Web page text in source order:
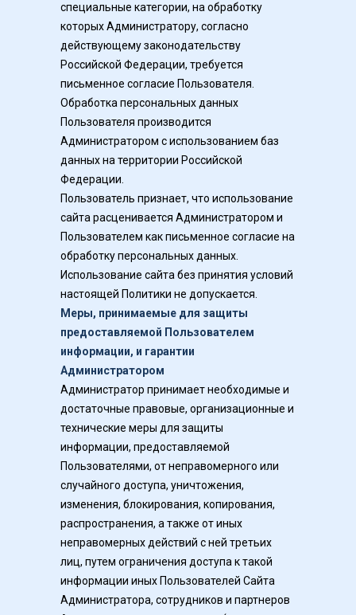
специальные категории, на обработку
которых Администратору, согласно
действующему законодательству
Российской Федерации, требуется
письменное согласие Пользователя.
Обработка персональных данных
Пользователя производится
Администратором с использованием баз
данных на территории Российской
Федерации.
Пользователь признает, что использование
сайта расценивается Администратором и
Пользователем как письменное согласие на
обработку персональных данных.
Использование сайта без принятия условий
настоящей Политики не допускается.
Меры, принимаемые для защиты
предоставляемой Пользователем
информации, и гарантии
Администратором
Администратор принимает необходимые и
достаточные правовые, организационные и
технические меры для защиты
информации, предоставляемой
Пользователями, от неправомерного или
случайного доступа, уничтожения,
изменения, блокирования, копирования,
распространения, а также от иных
неправомерных действий с ней третьих
лиц, путем ограничения доступа к такой
информации иных Пользователей Сайта
Администратора, сотрудников и партнеров